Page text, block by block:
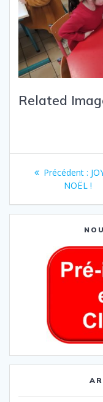
Related
Précédent :
NOËL !